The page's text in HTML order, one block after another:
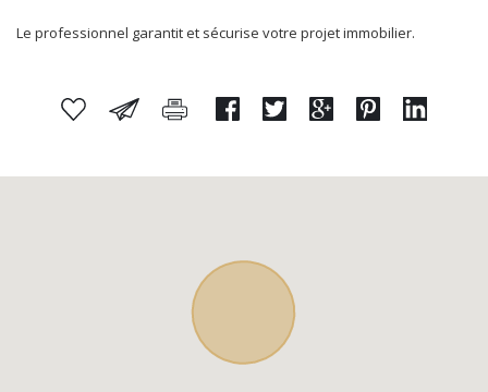
Le professionnel garantit et sécurise votre projet immobilier.